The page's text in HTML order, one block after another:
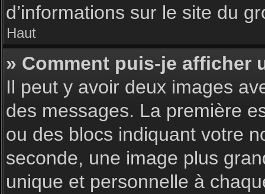
d’informations sur le site du
Haut
» Comment puis-je afficher
Il peut y avoir deux images
des messages. La première
ou des blocs indiquant votre
seconde, une image plus
unique et personnelle à